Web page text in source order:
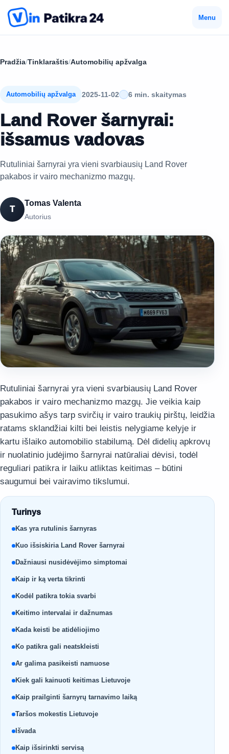
Menu
Pradžia/Tinklaraštis/Automobilių apžvalga
Automobilių apžvalga 2025-11-02 6 min. skaitymas
Land Rover šarnyrai:
išsamus vadovas
Rutuliniai šarnyrai yra vieni svarbiausių Land Rover
pakabos ir vairo mechanizmo mazgų.
T
Tomas Valenta
Autorius
Rutuliniai šarnyrai yra vieni svarbiausių Land Rover
pakabos ir vairo mechanizmo mazgų. Jie veikia kaip
pasukimo ašys tarp svirčių ir vairo traukių pirštų, leidžia
ratams sklandžiai kilti bei leistis nelygiame kelyje ir
kartu išlaiko automobilio stabilumą. Dėl didelių apkrovų
ir nuolatinio judėjimo šarnyrai natūraliai dėvisi, todėl
reguliari patikra ir laiku atliktas keitimas – būtini
saugumui bei vairavimo tikslumui.
Turinys
Kas yra rutulinis šarnyras
Kuo išsiskiria Land Rover šarnyrai
Dažniausi nusidėvėjimo simptomai
Kaip ir ką verta tikrinti
Kodėl patikra tokia svarbi
Keitimo intervalai ir dažnumas
Kada keisti be atidėliojimo
Ko patikra gali neatskleisti
Ar galima pasikeisti namuose
Kiek gali kainuoti keitimas Lietuvoje
Kaip prailginti šarnyrų tarnavimo laiką
Taršos mokestis Lietuvoje
Išvada
Kaip išsirinkti servisą